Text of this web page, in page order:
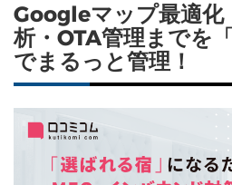
Googleマップ最適化
析・OTA管理までを
でまるっと管理！